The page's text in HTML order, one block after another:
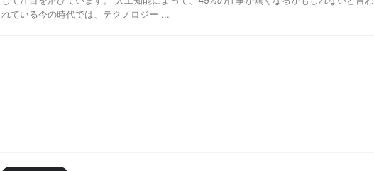
れている今の時代では、テクノロジー ...